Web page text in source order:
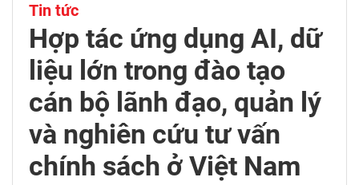
Tin tức
Hợp tác ứng dụng AI, dữ
liệu lớn trong đào tạo
cán bộ lãnh đạo, quản lý
và nghiên cứu tư vấn
chính sách ở Việt Nam